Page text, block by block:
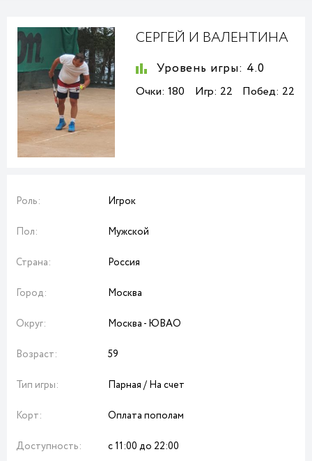
СЕРГЕЙ И ВАЛЕНТИНА
Уровень игры: 4.0
Очки: 180 Игр: 22 Побед: 22
Роль: Игрок
Пол: Мужской
Страна: Россия
Город: Москва
Округ: Москва - ЮВАО
Возраст: 59
Тип игры: Парная / На счет
Корт: Оплата пополам
Доступность: с 11:00 до 22:00